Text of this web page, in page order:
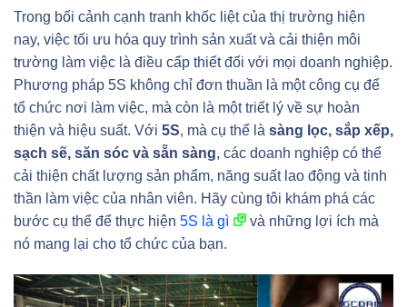
Trong bối cảnh cạnh tranh khốc liệt của thị trường hiện
nay, việc tối ưu hóa quy trình sản xuất và cải thiện môi
trường làm việc là điều cấp thiết đối với mọi doanh nghiệp.
Phương pháp 5S không chỉ đơn thuần là một công cụ để
tổ chức nơi làm việc, mà còn là một triết lý về sự hoàn
thiện và hiệu suất. Với 5S, mà cụ thể là sàng lọc, sắp xếp,
sạch sẽ, săn sóc và sẵn sàng, các doanh nghiệp có thể
cải thiện chất lượng sản phẩm, năng suất lao động và tinh
thần làm việc của nhân viên. Hãy cùng tôi khám phá các
bước cụ thể để thực hiện 5S là gì
và những lợi ích mà
nó mang lại cho tổ chức của bạn.